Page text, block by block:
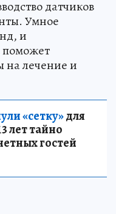
датчиков
Умное
и
поможет
на лечение и
«сетку»для
лет тайно
гостей